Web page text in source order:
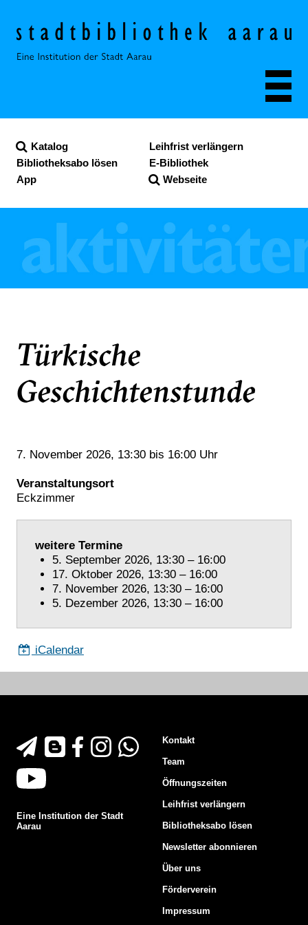
Navigieren in der
Katalog
Webseite
Leihfrist verlängern
Bibliotheksabo lösen
E-Bibliothek
App
Türkische
Geschichtenstunde
7. November 2026, 13:30 bis 16:00 Uhr
Veranstaltungsort
Eckzimmer
weitere Termine
5. September 2026, 13:30 – 16:00
17. Oktober 2026, 13:30 – 16:00
7. November 2026, 13:30 – 16:00
5. Dezember 2026, 13:30 – 16:00
iCalendar
Footer
An-/Abmeldung Newsletter
Blog der Stadtbibliothek Aarau
Facebook der Stadtbibliothek Aarau
Instagram der Stadtbibliothek Aarau
WhatsApp Newsletter der Stadtbibliothek
Youtube-Channel der Stadtbibliothek Aarau
Eine Institution der Stadt
Aarau
Kontakt
Team
Öffnungszeiten
Leihfrist verlängern
Bibliotheksabo lösen
Newsletter abonnieren
Über uns
Förderverein
Impressum